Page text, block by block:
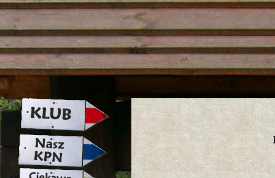
strona w naprawie zapraszamy